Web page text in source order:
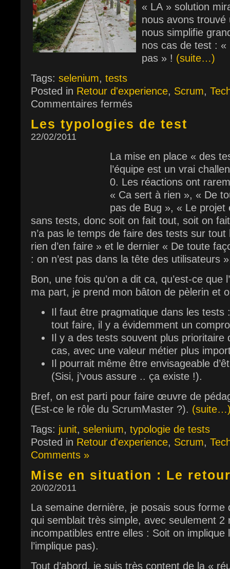
« LA » solution
nous avons trouvé
nous simplifie
nos cas de test : «
pas » ! (suite…)
Tags: selenium, tests
Posted in Retour d'experience, Scrum,
Commentaires fermés
Les typologies de test
22/02/2011
La mise en place « des
l’équipe est un vrai
0. Les réactions ont
« Ca sert à rien », « De
pas de Bug », « Le projet
sans tests, donc soit on fait tout, soit on
n’a pas le temps de faire des tests sur tout
rien d’en faire » et le dernier « De toute
: on n’est pas dans la tête des utilisateurs
Bon, une fois qu’on a dit ca, qu’est-ce que
ma part, je prend mon bâton de pèlerin et
Il faut être pragmatique dans les tests
tout faire, il y a évidemment un
Il y a des tests souvent plus prioritaire
cas, avec une valeur métier plus
Il pourrait même être envisageable
(Sisi, j’vous assure .. ça existe !).
Bref, on est parti pour faire œuvre de
(Est-ce le rôle du ScrumMaster ?).
Tags: junit, selenium, typologie de tests
Posted in Retour d'experience, Scrum,
Comments »
Mise en situation : Le
20/02/2011
La semaine dernière, je posais sous forme
qui semblait très simple, avec seulement 2
incompatibles entre elles : Soit on implique
l’implique pas).
Tout d’abord, je suis très content de la «